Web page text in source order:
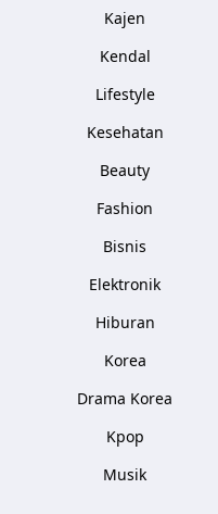
Kajen
Kendal
Lifestyle
Kesehatan
Beauty
Fashion
Bisnis
Elektronik
Hiburan
Korea
Drama Korea
Kpop
Musik